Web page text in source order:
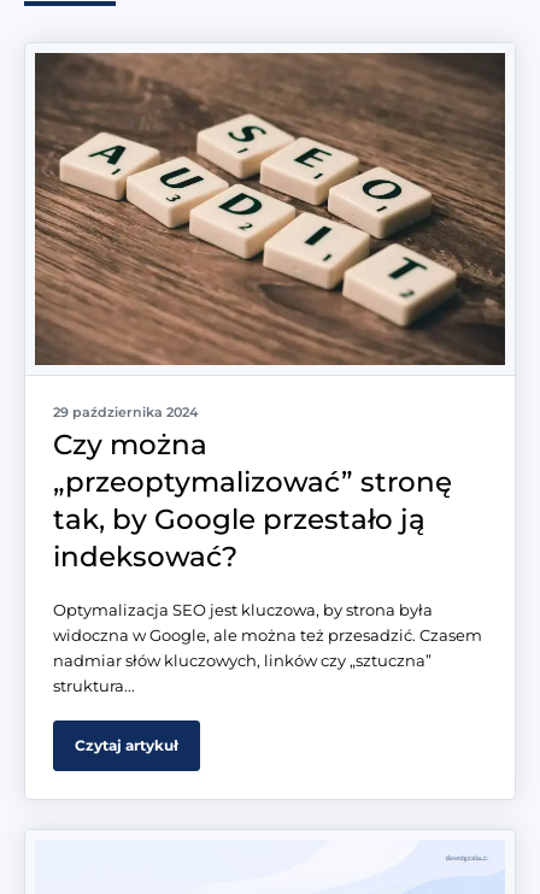
29 października 2024
Czy można
„przeoptymalizować” stronę
tak, by Google przestało ją
indeksować?
Optymalizacja SEO jest kluczowa, by strona była
widoczna w Google, ale można też przesadzić. Czasem
nadmiar słów kluczowych, linków czy „sztuczna”
struktura...
Czytaj artykuł